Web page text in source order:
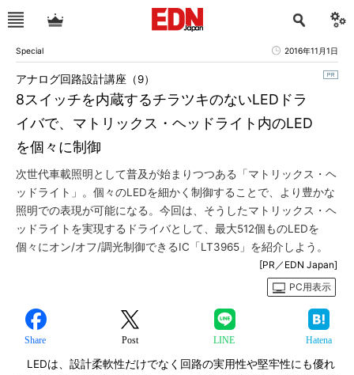
Special 2016年11月1日
8スイッチを内蔵するチラツキのないLEDドラ
イバで、マトリックス・ヘッドライト内のLED
を個々に制御
アナログ回路設計講座（9）
次世代車載照明として普及が始まりつつある「マトリックス・ヘ
ッドライト」。個々のLEDを細かく制御することで、より豊かな
照明での表現が可能になる。今回は、そうしたマトリックス・ヘ
ッドライトを実現するドライバとして、最大512個ものLEDを
個々にオン/オフ/調光制御できるIC「LT3965」を紹介しよう。
[PR／EDN Japan]
PC用表示
Share Post LINE Hatena
LEDは、設計柔軟性だけでなく回路の実用性や堅牢性にも優れ